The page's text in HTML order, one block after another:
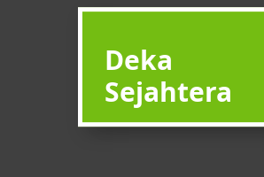
Deka
Sejahtera